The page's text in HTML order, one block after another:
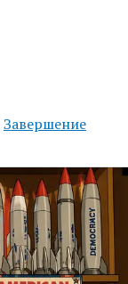
Завершение